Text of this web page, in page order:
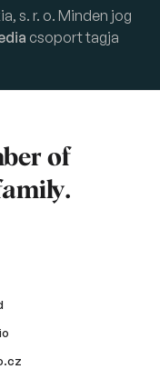
s. r. o. Minden jog
csoport tagja
of